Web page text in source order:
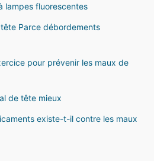
lampes fluorescentes
Parce débordements
pour prévenir les maux de
de tête mieux
existe-t-il contre les maux